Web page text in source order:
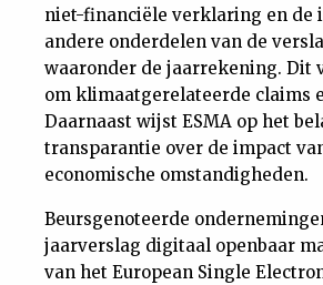
niet-financiële verklaring en de
andere onderdelen van de
waaronder de jaarrekening. Dit
om klimaatgerelateerde claims
Daarnaast wijst ESMA op het
transparantie over de impact
economische omstandigheden.
Beursgenoteerde
jaarverslag digitaal openbaar
van het European Single